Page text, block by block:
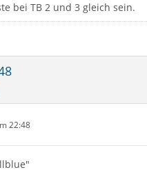
bei TB 2 und 3 gleich sein.
22:48